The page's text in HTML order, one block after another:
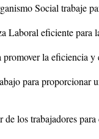
Social trabaje
Laboral eficiente para
la eficiencia
para proporcionar
los trabajadores